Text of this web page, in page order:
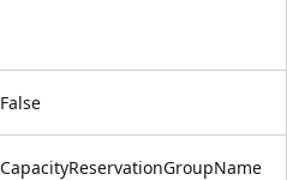
False
CapacityReservationGroupName